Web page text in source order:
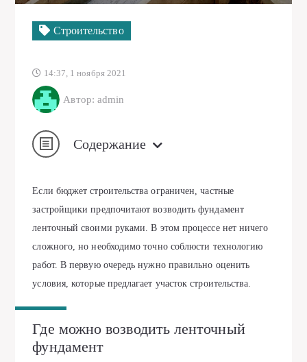
Строительство
14:37, 1 ноября 2021
Автор: admin
Содержание
Если бюджет строительства ограничен, частные
застройщики предпочитают возводить фундамент
ленточный своими руками. В этом процессе нет ничего
сложного, но необходимо точно соблюсти технологию
работ. В первую очередь нужно правильно оценить
условия, которые предлагает участок строительства.
Где можно возводить ленточный
фундамент